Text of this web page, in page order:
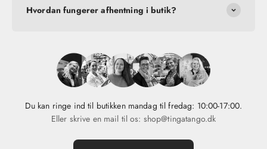
Hvordan fungerer afhentning i butik?
Du kan ringe ind til butikken mandag til fredag: 10:00-17:00.
Eller skrive en mail til os: shop@tingatango.dk